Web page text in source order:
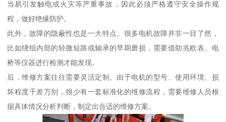
当易引发触电或火灾等严重事故，因此必须严格遵守安全操作规
程，做好绝缘防护。
此外，故障的隐蔽性也是一大特点。很多电机故障并非一目了然，
比如绕组内部的轻微短路或轴承的早期磨损，需要借助兆欧表、电
桥等仪器进行检测才能发现。
后，维修方案往往需要灵活定制。由于电机的型号、使用环境、损
坏程度千差万别，很少有一套标准化的维修流程，需要维修人员根
据具体情况分析判断，制定出合适的维修方案。